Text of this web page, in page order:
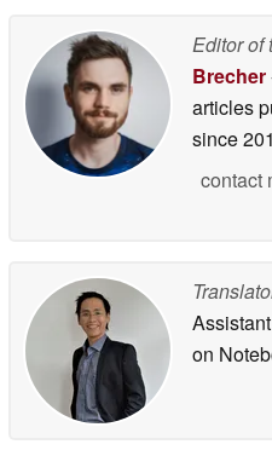
4x,
Editor of
Brecher
articles
since
contact
Assistant
on